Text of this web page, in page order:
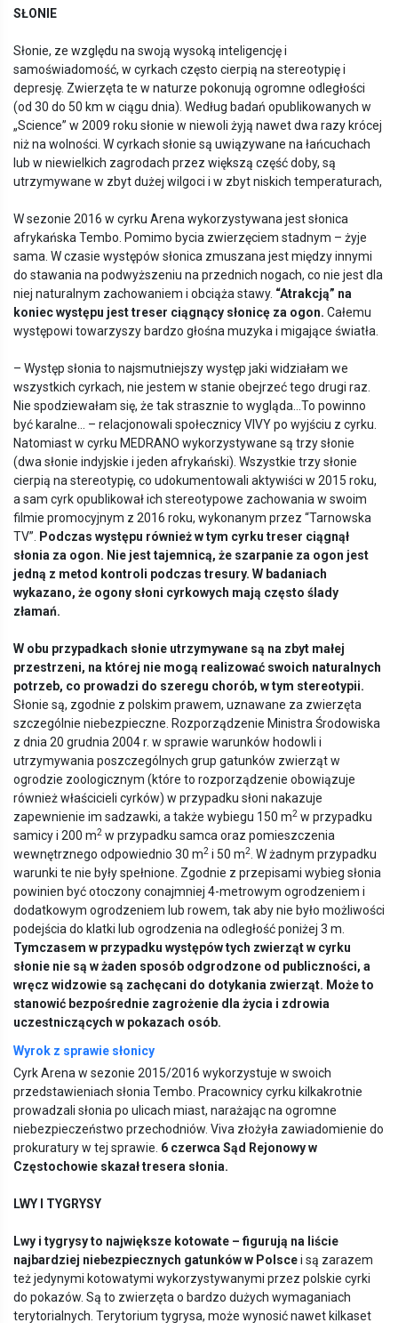
SŁONIE
Słonie, ze względu na swoją wysoką inteligencję i
samoświadomość, w cyrkach często cierpią na stereotypię i
depresję. Zwierzęta te w naturze pokonują ogromne odległości
(od 30 do 50 km w ciągu dnia). Według badań opublikowanych w
„Science” w 2009 roku słonie w niewoli żyją nawet dwa razy krócej
niż na wolności. W cyrkach słonie są uwiązywane na łańcuchach
lub w niewielkich zagrodach przez większą część doby, są
utrzymywane w zbyt dużej wilgoci i w zbyt niskich temperaturach,
W sezonie 2016 w cyrku Arena wykorzystywana jest słonica
afrykańska Tembo. Pomimo bycia zwierzęciem stadnym – żyje
sama. W czasie występów słonica zmuszana jest między innymi
do stawania na podwyższeniu na przednich nogach, co nie jest dla
niej naturalnym zachowaniem i obciąża stawy. “Atrakcją” na
koniec występu jest treser ciągnący słonicę za ogon. Całemu
występowi towarzyszy bardzo głośna muzyka i migające światła.
– Występ słonia to najsmutniejszy występ jaki widziałam we
wszystkich cyrkach, nie jestem w stanie obejrzeć tego drugi raz.
Nie spodziewałam się, że tak strasznie to wygląda...To powinno
być karalne... – relacjonowali społecznicy VIVY po wyjściu z cyrku.
Natomiast w cyrku MEDRANO wykorzystywane są trzy słonie
(dwa słonie indyjskie i jeden afrykański). Wszystkie trzy słonie
cierpią na stereotypię, co udokumentowali aktywiści w 2015 roku,
a sam cyrk opublikował ich stereotypowe zachowania w swoim
filmie promocyjnym z 2016 roku, wykonanym przez “Tarnowska
TV”.
Podczas występu również w tym cyrku treser ciągnął
słonia za ogon. Nie jest tajemnicą, że szarpanie za ogon jest
jedną z metod kontroli podczas tresury. W badaniach
wykazano, że ogony słoni cyrkowych mają często ślady
złamań.
W obu przypadkach słonie utrzymywane są na zbyt małej
przestrzeni, na której nie mogą realizować swoich naturalnych
potrzeb, co prowadzi do szeregu choró b, w tym stereotypii.
Słonie są, zgodnie z polskim prawem, uznawane za zwierzęta
szczególnie niebezpieczne. Rozporządzenie Ministra Środowiska
z dnia 20 grudnia 2004 r. w sprawie warunków hodowli i
utrzymywania poszczególnych grup gatunków zwierząt w
ogrodzie zoologicznym (które to rozporządzenie obowiązuje
również właścicieli cyrków) w przypadku słoni nakazuje
zapewnienie im sadzawki, a także wybiegu 150 m2 w przypadku
samicy i 200 m2 w przypadku samca oraz pomieszczenia
wewnętrznego odpowiednio 30 m2 i 50 m2 . W żadnym przypadku
warunki te nie były spełnione. Zgodnie z przepisami wybieg słonia
powinien być otoczony conajmniej 4-metrowym ogrodzeniem i
dodatkowym ogrodzeniem lub rowem, tak aby nie było możliwości
podejścia do klatki lub ogrodzenia na odległość poniżej 3 m.
Tymczasem w przypadku występów tych zwierząt w cyrku
słonie nie są w żaden sposó b odgrodzone od publiczności, a
wręcz widzowie są zachęcani do dotykania zwierząt. Może to
stanowić bezpośrednie zagrożenie dla życia i zdrowia
uczestniczących w pokazach osó b.
Wyrok z sprawie słonicy
Cyrk Arena w sezonie 2015/2016 wykorzystuje w swoich
przedstawieniach słonia Tembo. Pracownicy cyrku kilkakrotnie
prowadzali słonia po ulicach miast, narażając na ogromne
niebezpieczeństwo przechodniów. Viva złożyła zawiadomienie do
prokuratury w tej sprawie. 6 czerwca Sąd Rejonowy w
Częstochowie skazałtresera słonia.
LWY I TYGRYSY
Lwy i tygrysy to największe kotowate – figurują na liście
najbardziej niebezpiecznych gatunków w Polscei są zarazem
też jedynymi kotowatymi wykorzystywanymi przez polskie cyrki
do pokazów. Są to zwierzęta o bardzo dużych wymaganiach
terytorialnych. Terytorium tygrysa, może wynosić nawet kilkaset